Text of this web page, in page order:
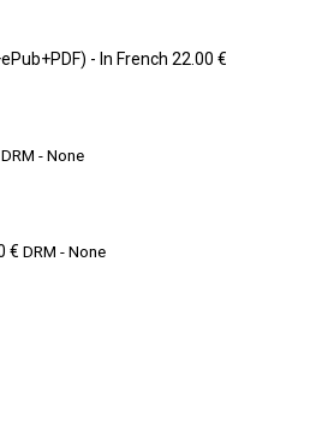
- In French 22.00 €
DRM - None
€ DRM - None